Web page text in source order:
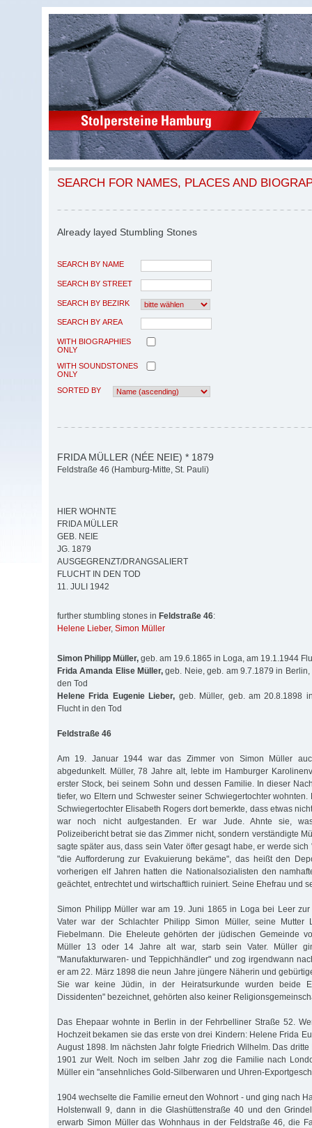
SEARCH FOR NAMES, PLACES AND
Already layed Stumbling Stones
SEARCH BY NAME
SEARCH BY STREET
SEARCH BY BEZIRK
SEARCH BY AREA
WITH BIOGRAPHIES
ONLY
WITH SOUNDSTONES
ONLY
SORTED BY
FRIDA MÜLLER (NÉE NEIE) * 1879
Feldstraße 46 (Hamburg-Mitte, St. Pauli)
HIER WOHNTE
FRIDA MÜLLER
GEB. NEIE
JG. 1879
AUSGEGRENZT/DRANGSALIERT
FLUCHT IN DEN TOD
11. JULI 1942
further stumbling stones in Feldstraße 46:
Helene Lieber, Simon Müller
Simon Philipp Müller, geb. am 19.6.1865 in Loga, am 19.1.1944
Frida Amanda Elise Müller, geb. Neie, geb. am 9.7.1879 in
den Tod
Helene Frida Eugenie Lieber, geb. Müller, geb. am 20.8.1898
Flucht in den Tod
Feldstraße 46
Am 19. Januar 1944 war das Zimmer von Simon Müller
abgedunkelt. Müller, 78 Jahre alt, lebte im Hamburger
erster Stock, bei seinem Sohn und dessen Familie. In dieser
tiefer, wo Eltern und Schwester seiner Schwiegertochter
Schwiegertochter Elisabeth Rogers dort bemerkte, dass etwas
war noch nicht aufgestanden. Er war Jude. Ahnte sie,
Polizeibericht betrat sie das Zimmer nicht, sondern verständigte
sagte später aus, dass sein Vater öfter gesagt habe, er werde
"die Aufforderung zur Evakuierung bekäme", das heißt den
vorherigen elf Jahren hatten die Nationalsozialisten den
geächtet, entrechtet und wirtschaftlich ruiniert. Seine Ehefrau und
Simon Philipp Müller war am 19. Juni 1865 in Loga bei Leer zur
Vater war der Schlachter Philipp Simon Müller, seine Mutter
Fiebelmann. Die Eheleute gehörten der jüdischen Gemeinde
Müller 13 oder 14 Jahre alt war, starb sein Vater. Müller
"Manufakturwaren- und Teppichhändler" und zog irgendwann
er am 22. März 1898 die neun Jahre jüngere Näherin und
Sie war keine Jüdin, in der Heiratsurkunde wurden beide
Dissidenten" bezeichnet, gehörten also keiner
Das Ehepaar wohnte in Berlin in der Fehrbelliner Straße 52.
Hochzeit bekamen sie das erste von drei Kindern: Helene Frida
August 1898. Im nächsten Jahr folgte Friedrich Wilhelm. Das
1901 zur Welt. Noch im selben Jahr zog die Familie nach
Müller ein "ansehnliches Gold-Silberwaren und Uhren-
1904 wechselte die Familie erneut den Wohnort - und ging nach
Holstenwall 9, dann in die Glashüttenstraße 40 und den
erwarb Simon Müller das Wohnhaus in der Feldstraße 46, die